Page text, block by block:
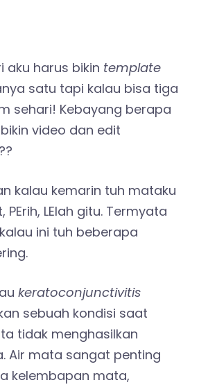
aku harus bikin template
satu tapi kalau bisa tiga
sehari! Kebayang berapa
video dan edit
kalau kemarin tuh mataku
LElah gitu. Termyata
ini tuh beberapa
keratoconjunctivitis
sebuah kondisi saat
tidak menghasilkan
Air mata sangat penting
kelembapan mata,